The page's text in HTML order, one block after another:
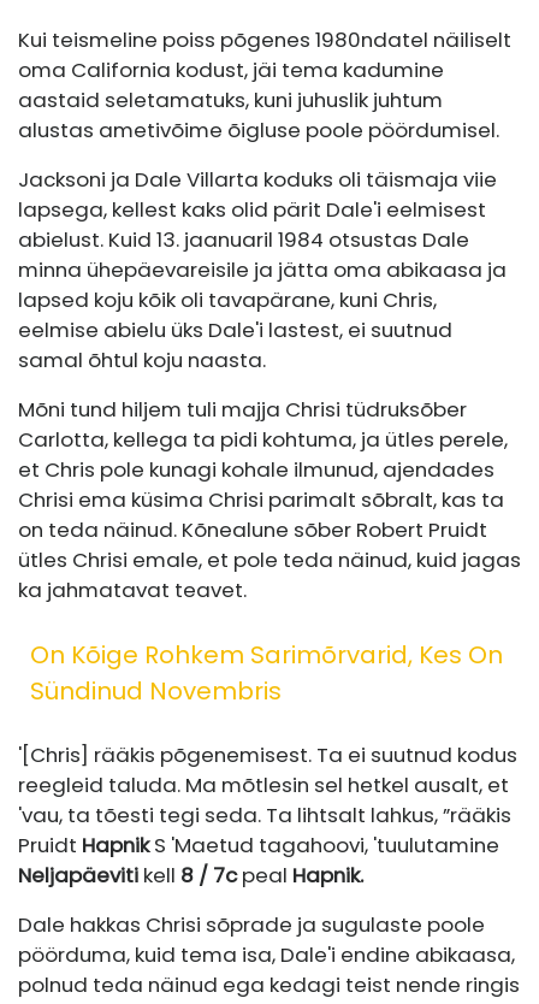
Kui teismeline poiss põgenes 1980ndatel näiliselt
oma California kodust, jäi tema kadumine
aastaid seletamatuks, kuni juhuslik juhtum
alustas ametivõime õigluse poole pöördumisel.
Jacksoni ja Dale Villarta koduks oli täismaja viie
lapsega, kellest kaks olid pärit Dale'i eelmisest
abielust. Kuid 13. jaanuaril 1984 otsustas Dale
minna ühepäevareisile ja jätta oma abikaasa ja
lapsed koju kõik oli tavapärane, kuni Chris,
eelmise abielu üks Dale'i lastest, ei suutnud
samal õhtul koju naasta.
Mõni tund hiljem tuli majja Chrisi tüdruksõber
Carlotta, kellega ta pidi kohtuma, ja ütles perele,
et Chris pole kunagi kohale ilmunud, ajendades
Chrisi ema küsima Chrisi parimalt sõbralt, kas ta
on teda näinud. Kõnealune sõber Robert Pruidt
ütles Chrisi emale, et pole teda näinud, kuid jagas
ka jahmatavat teavet.
On Kõige Rohkem Sarimõrvarid, Kes On
Sündinud Novembris
'[Chris] rääkis põgenemisest. Ta ei suutnud kodus
reegleid taluda. Ma mõtlesin sel hetkel ausalt, et
'vau, ta tõesti tegi seda. Ta lihtsalt lahkus, ”rääkis
Pruidt HapnikS 'Maetud tagahoovi, 'tuulutamine
Neljapäeviti kell 8 / 7cpeal Hapnik.
Dale hakkas Chrisi sõprade ja sugulaste poole
pöörduma, kuid tema isa, Dale'i endine abikaasa,
polnud teda näinud ega kedagi teist nende ringis